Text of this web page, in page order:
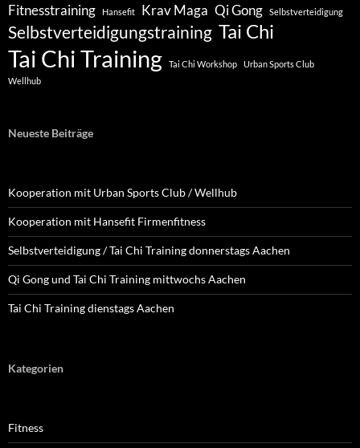
Fitnesstraining Hansefit Krav Maga Qi Gong Selbstverteidigung
Selbstverteidigungstraining Tai Chi
Tai Chi Training Tai Chi Workshop
Urban Sports Club
Wellhub
Neueste Beiträge
Kooperation mit Urban Sports Club / Wellhub
Kooperation mit Hansefit Firmenfitness
Selbstverteidigung / Tai Chi Training donnerstags Aachen
Qi Gong und Tai Chi Training mittwochs Aachen
Tai Chi Training dienstags Aachen
Kategorien
Fitness